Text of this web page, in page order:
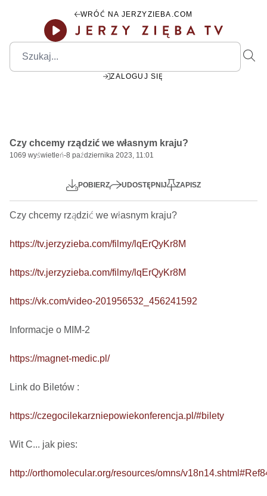
WRÓĆ NA JERZYZIEBA.COM
ZALOGUJ SIĘ
Play
Czy chcemy rządzić we własnym kraju?
1069 wyświetleń-8 października 2023, 11:01
POBIERZ UDOSTĘPNIJ ZAPISZ
Czy chcemy rządzić we własnym kraju?
https://tv.jerzyzieba.com/filmy/lqErQyKr8M
https://tv.jerzyzieba.com/filmy/lqErQyKr8M
https://vk.com/video-201956532_456241592
Informacje o MIM-2
https://magnet-medic.pl/
Link do Biletów :
https://czegocilekarzniepowiekonferencja.pl/#bilety
Wit C... jak pies:
http://orthomolecular.org/resources/omns/